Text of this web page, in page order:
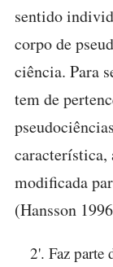
sentido
corpo de
ciência. Para
tem de
característica,
modificada
(Hansson
2'. Faz parte